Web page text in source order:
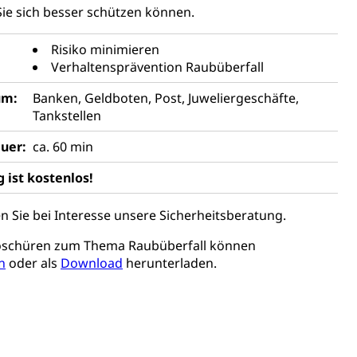
sich besser schützen können.
Risiko minimieren
Verhaltensprävention Raubüberfall
Banken, Geldboten, Post, Juweliergeschäfte,
Tankstellen
ca. 60 min
ist kostenlos!
Sie bei Interesse unsere Sicherheitsberatung.
zum Thema Raubüberfall können
oder als Download herunterladen.
Betreuungsangebote
Schulliste
Pflege HF oder Studium Pflege FH
Hochschule Luzern hslu
Ausbildung, akademische Ausbildung,
Weiterbildung, Forschung, Entwicklung, Dienstleistungen,
Luzern, PH Luzern, UniLU, swissuniversities
Freiwilliges Kindergarten Jahr
Kindergarten & Basisstufe
parallele Einfuhr, regionale
Cassis-deDijon-Prinzip